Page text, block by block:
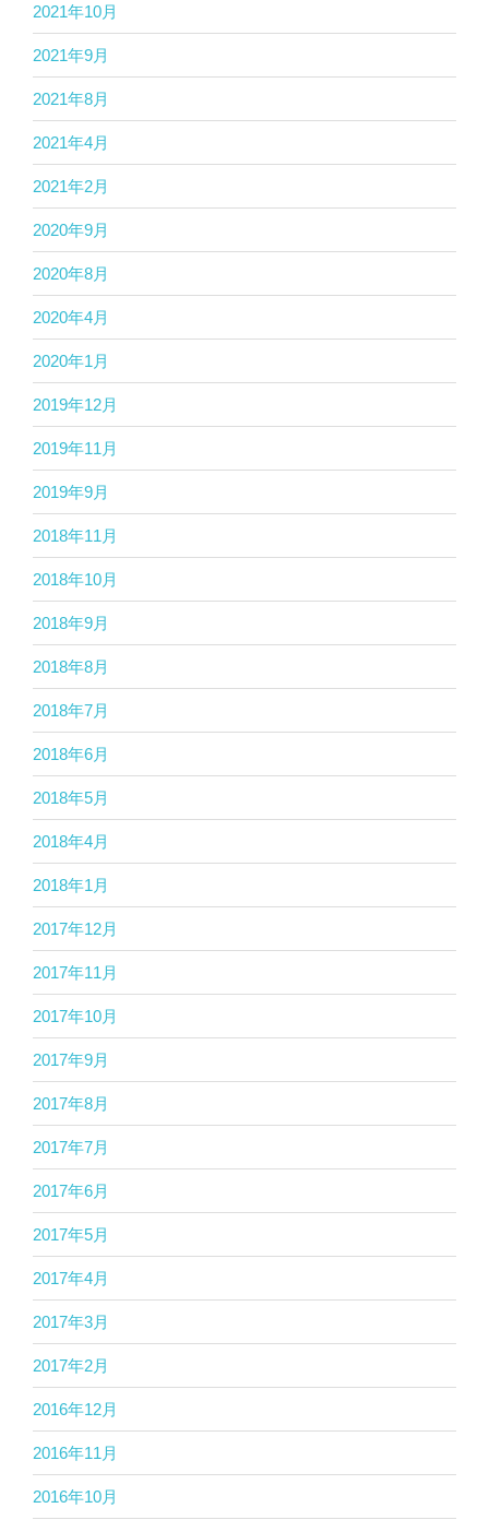
2021年10月
2021年9月
2021年8月
2021年4月
2021年2月
2020年9月
2020年8月
2020年4月
2020年1月
2019年12月
2019年11月
2019年9月
2018年11月
2018年10月
2018年9月
2018年8月
2018年7月
2018年6月
2018年5月
2018年4月
2018年1月
2017年12月
2017年11月
2017年10月
2017年9月
2017年8月
2017年7月
2017年6月
2017年5月
2017年4月
2017年3月
2017年2月
2016年12月
2016年11月
2016年10月